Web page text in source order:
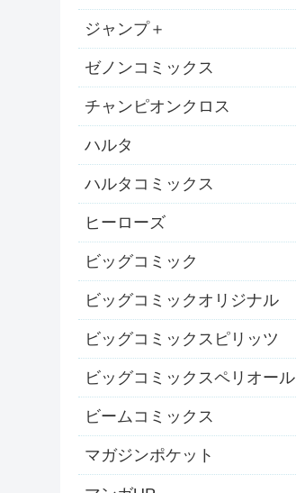
ジャンプ＋
ゼノンコミックス
チャンピオンクロス
ハルタ
ハルタコミックス
ヒーローズ
ビッグコミック
ビッグコミックオリジナル
ビッグコミックスピリッツ
ビッグコミックスペリオール
ビームコミックス
マガジンポケット